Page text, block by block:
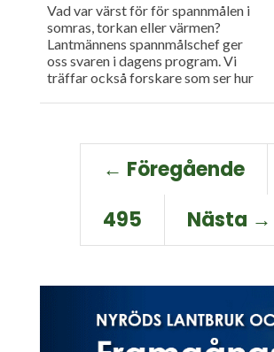
Vad var värst för för spannmålen i
somras, torkan eller värmen?
Lantmännens spannmålschef ger
oss svaren i dagens program. Vi
träffar också forskare som ser hur
← Föregående
495
Nästa →